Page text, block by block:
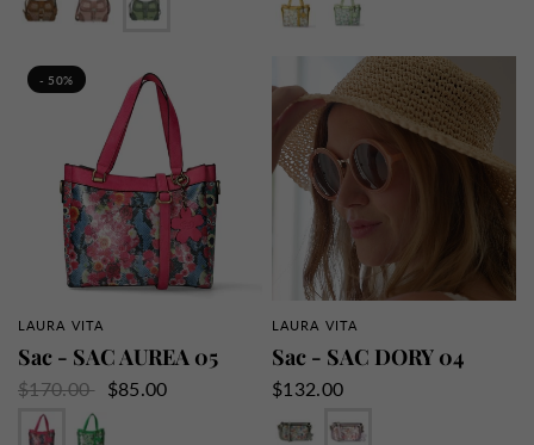
Gris
- 50%
APERÇU RAPIDE
LAURA VITA
Sac - SAC AUREA 05
$170.00
$85.00
Fushia
Vert
APERÇU RAPIDE
LAURA VITA
Sac - SAC DORY 04
$132.00